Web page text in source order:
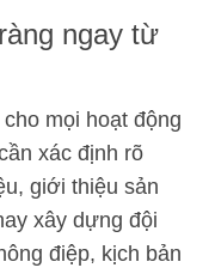
ngay từ
mọi hoạt động
xác định rõ
giới thiệu sản
xây dựng đội
điệp, kịch bản